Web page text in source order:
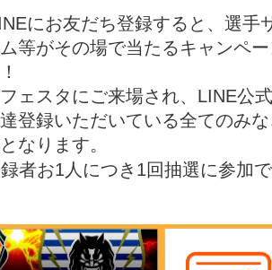
にお友だち登録すると、選手
等がその場で当たるキャンペ
ェスタにご来場され、LINE公
登録いただいている全てのみ
なります。
者お1人につき1回抽選に参加